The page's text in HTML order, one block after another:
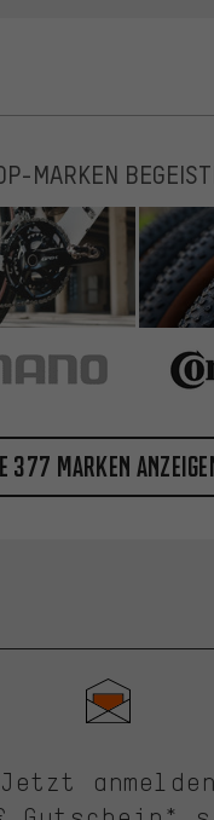
MARKEN
377 Marken
Jetzt anmelden